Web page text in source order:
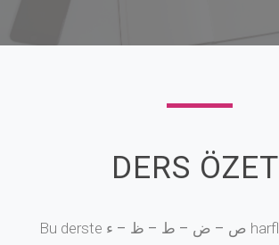
DERS
Bu derste ص – ض – ط – ظ – ء